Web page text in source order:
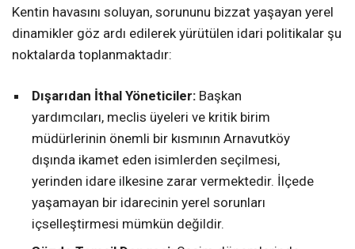
Kentin havasını soluyan, sorununu bizzat yaşayan yerel
dinamikler göz ardı edilerek yürütülen idari politikalar şu
noktalarda toplanmaktadır:
Dışarıdan İthal Yöneticiler: Başkan
yardımcıları, meclis üyeleri ve kritik birim
müdürlerinin önemli bir kısmının Arnavutköy
dışında ikamet eden isimlerden seçilmesi,
yerinden idare ilkesine zarar vermektedir. İlçede
yaşamayan bir idarecinin yerel sorunları
içselleştirmesi mümkün değildir.